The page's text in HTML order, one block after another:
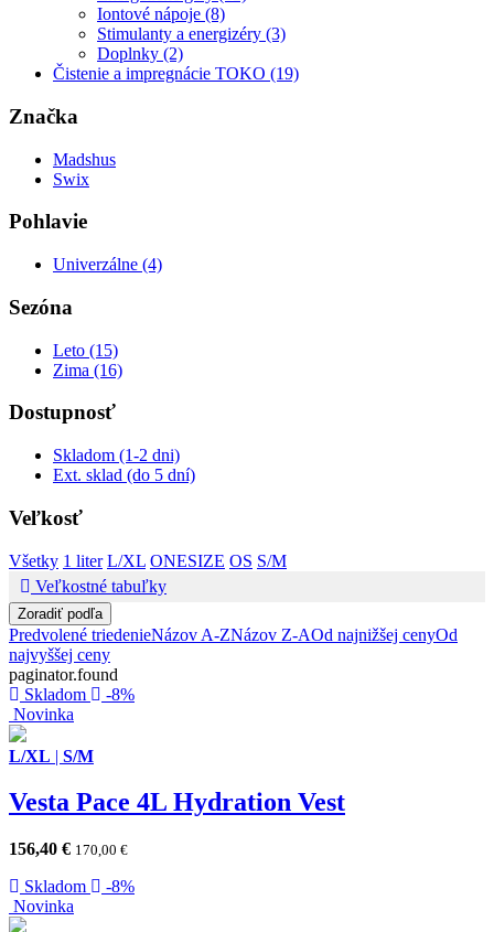
Iontové nápoje (8)
Stimulanty a energizéry (3)
Doplnky (2)
Čistenie a impregnácie TOKO (19)
Značka
Madshus
Swix
Pohlavie
Univerzálne (4)
Sezóna
Leto (15)
Zima (16)
Dostupnosť
Skladom (1-2 dni)
Ext. sklad (do 5 dní)
Veľkosť
Všetky 1 liter L/XL ONESIZE OS S/M
Veľkostné tabuľky
Zoradiť podľa
Predvolené triedenieNázov A-ZNázov Z-AOd najnižšej cenyOd
najvyššej ceny
paginator.found
Skladom
-8%
Novinka
L/XL | S/M
Vesta Pace 4L Hydration Vest
156,40 € 170,00 €
Skladom
-8%
Novinka